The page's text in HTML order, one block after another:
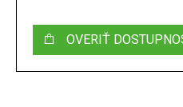
OVERIŤ